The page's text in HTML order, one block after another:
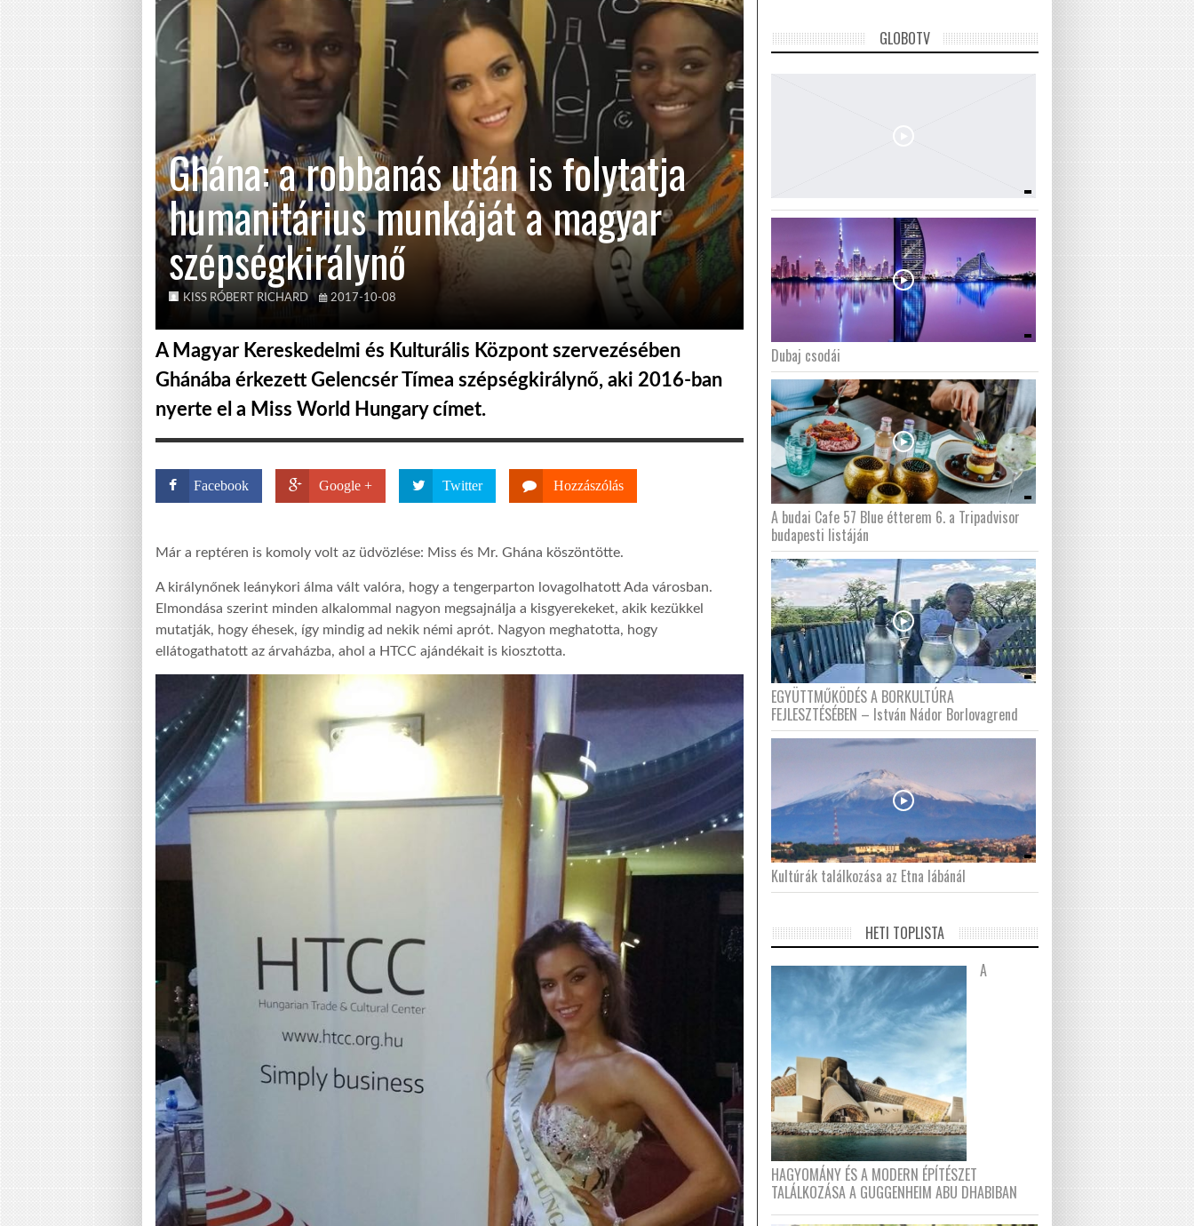
Ghána: a robbanás után is folytatja
humanitárius munkáját a magyar
szépségkirálynő
KISS RÓBERT RICHARD 2017-10-08
A Magyar Kereskedelmi és Kulturális Központ szervezésében
Ghánába érkezett Gelencsér Tímea szépségkirálynő, aki 2016-ban
nyerte el a Miss World Hungary címet.
Facebook Google + Twitter Hozzászólás
Már a reptéren is komoly volt az üdvözlése: Miss és Mr. Ghána köszöntötte.
A királynőnek leánykori álma vált valóra, hogy a tengerparton lovagolhatott Ada városban.
Elmondása szerint minden alkalommal nagyon megsajnálja a kisgyerekeket, akik kezükkel
mutatják, hogy éhesek, így mindig ad nekik némi aprót. Nagyon meghatotta, hogy
ellátogathatott az árvaházba, ahol a HTCC ajándékait is kiosztotta.
GLOBOTV
Dubaj csodái
A budai Cafe 57 Blue étterem 6. a Tripadvisor
budapesti listáján
EGYÜTTMŰKÖDÉS A BORKULTÚRA
FEJLESZTÉSÉBEN – István Nádor Borlovagrend
Kultúrák találkozása az Etna lábánál
HETI TOPLISTA
A
HAGYOMÁNY ÉS A MODERN ÉPÍTÉSZET
TALÁLKOZÁSA A GUGGENHEIM ABU DHABIBAN